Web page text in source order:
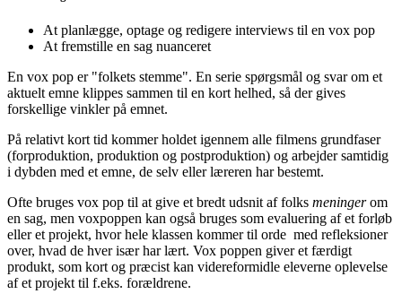
At planlægge, optage og redigere interviews til en vox pop
At fremstille en sag nuanceret
En vox pop er "folkets stemme". En serie spørgsmål og svar om et
aktuelt emne klippes sammen til en kort helhed, så der gives
forskellige vinkler på emnet.
På relativt kort tid kommer holdet igennem alle filmens grundfaser
(forproduktion, produktion og postproduktion) og arbejder samtidig
i dybden med et emne, de selv eller læreren har bestemt.
Ofte bruges vox pop til at give et bredt udsnit af folks meningerom
en sag, men voxpoppen kan også bruges som evaluering af et forløb
eller et projekt, hvor hele klassen kommer til orde med refleksioner
over, hvad de hver især har lært. Vox poppen giver et færdigt
produkt, som kort og præcist kan videreformidle eleverne oplevelse
af et projekt til f.eks. forældrene.